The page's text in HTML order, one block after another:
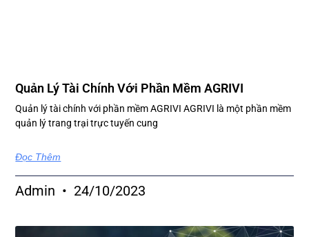
Quản Lý Tài Chính Với Phần Mềm AGRIVI
Quản lý tài chính với phần mềm AGRIVI AGRIVI là một phần mềm
quản lý trang trại trực tuyến cung
Đọc Thêm
Admin 24/10/2023